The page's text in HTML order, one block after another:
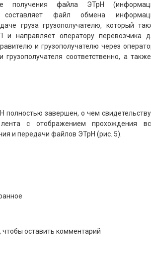
получения файла ЭТрН
составляет файл обмена
груза грузополучателю, который
и направляет оператору перевозчика
и грузополучателю через
грузополучателя соответственно, а
полностью завершен, о чем
с отображением прохождения
и передачи файлов ЭТрН (рис. 5).
чтобы оставить комментарий